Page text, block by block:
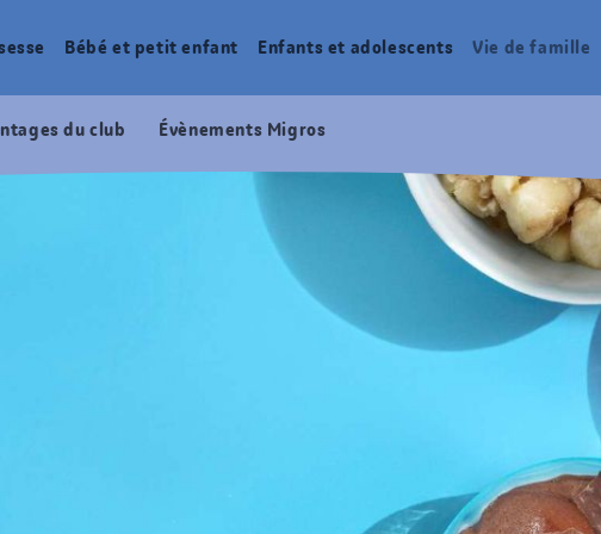
Bébé et petit enfant Enfants et adolescents Vie de famille
du club Évènements Migros